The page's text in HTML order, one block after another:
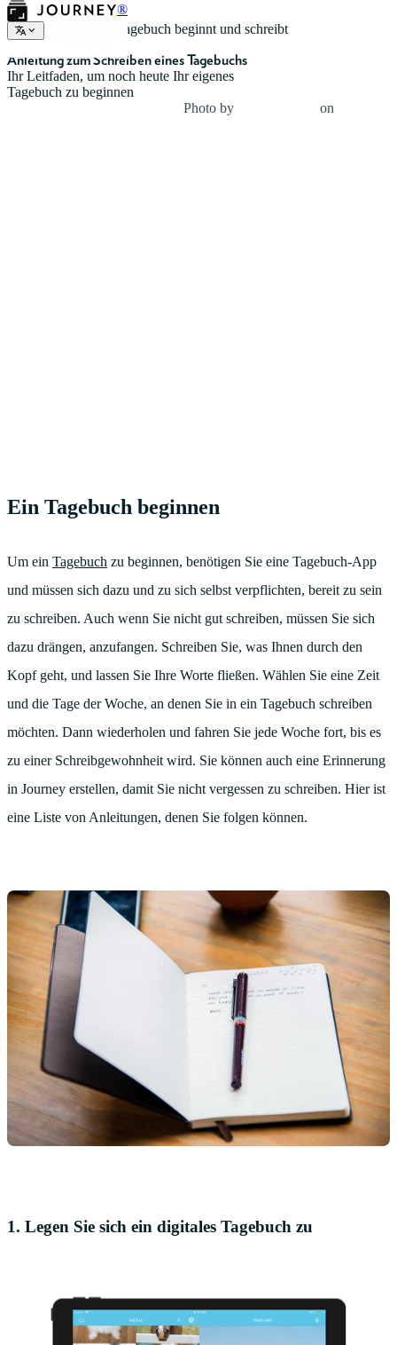
®
Wie man ein Tagebuch beginnt und schreibt
Anleitung zum Schreiben eines Tagebuchs
Ihr Leitfaden, um noch heute Ihr eigenes
Tagebuch zu beginnen
Photo by
on
Ein Tagebuch beginnen
Um ein Tagebuch zu beginnen, benötigen Sie eine Tagebuch-App
und müssen sich dazu und zu sich selbst verpflichten, bereit zu sein
zu schreiben. Auch wenn Sie nicht gut schreiben, müssen Sie sich
dazu drängen, anzufangen. Schreiben Sie, was Ihnen durch den
Kopf geht, und lassen Sie Ihre Worte fließen. Wählen Sie eine Zeit
und die Tage der Woche, an denen Sie in ein Tagebuch schreiben
möchten. Dann wiederholen und fahren Sie jede Woche fort, bis es
zu einer Schreibgewohnheit wird. Sie können auch eine Erinnerung
in Journey erstellen, damit Sie nicht vergessen zu schreiben. Hier ist
eine Liste von Anleitungen, denen Sie folgen können.
1. Legen Sie sich ein digitales Tagebuch zu